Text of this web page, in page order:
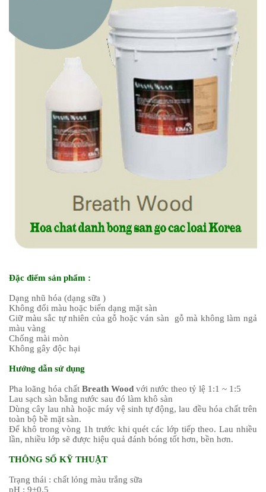
Đặc điểm sản phẩm :
Dạng nhũ hóa (dạng sữa )
Không đổi màu hoặc biến dạng mặt sàn
Giữ màu sắc tự nhiên của gỗ hoặc ván sàn gỗ mà không làm ngả
màu vàng
Chống mài mòn
Không gây độc hại
Hướng dẫn sử dụng
Pha loãng hóa chất Breath Wood với nước theo tỷ lệ 1:1 ~ 1:5
Lau sạch sàn bằng nước sau đó làm khô sàn
Dùng cây lau nhà hoặc máy vệ sinh tự động, lau đều hóa chất trên
toàn bộ bề mặt sàn.
Để khô trong vòng 1h trước khi quét các lớp tiếp theo. Lau nhiều
lần, nhiều lớp sẽ được hiệu quả đánh bóng tốt hơn, bền hơn.
THÔNG SỐ KỸ THUẬT
Trạng thái : chất lỏng màu trắng sữa
pH : 9±0.5